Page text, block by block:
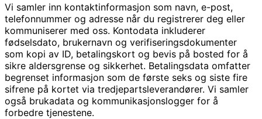
Vi samler inn kontaktinformasjon som navn, e-post,
telefonnummer og adresse når du registrerer deg eller
kommuniserer med oss. Kontodata inkluderer
fødselsdato, brukernavn og verifiseringsdokumenter
som kopi av ID, betalingskort og bevis på bosted for å
sikre aldersgrense og sikkerhet. Betalingsdata omfatter
begrenset informasjon som de første seks og siste fire
sifrene på kortet via tredjepartsleverandører. Vi samler
også brukadata og kommunikasjonslogger for å
forbedre tjenestene.